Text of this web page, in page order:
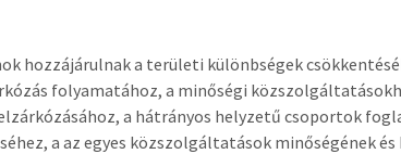
hozzájárulnak a területi különbségek
folyamatához, a minőségi
a hátrányos helyzetű csoportok
a az egyes közszolgáltatások minőségének